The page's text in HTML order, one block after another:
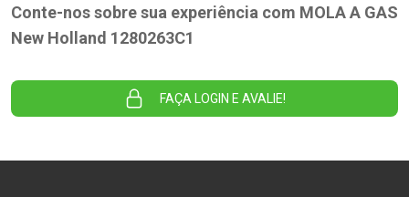
Conte-nos sobre sua experiência com MOLA A GAS
New Holland 1280263C1
FAÇA LOGIN E AVALIE!